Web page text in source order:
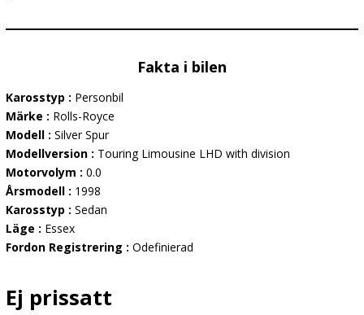
Fakta i bilen
Karosstyp : Personbil
Märke : Rolls-Royce
Modell : Silver Spur
Modellversion : Touring Limousine LHD with division
Motorvolym : 0.0
Årsmodell : 1998
Karosstyp : Sedan
Läge : Essex
Fordon Registrering : Odefinierad
Ej prissatt